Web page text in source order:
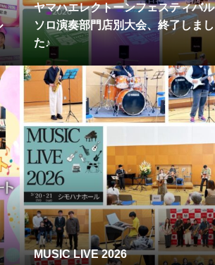
ヤマハエレクトーンフェスティバル
ソロ演奏部門店別大会、終了しまし
た♪
MUSIC LIVE 2026